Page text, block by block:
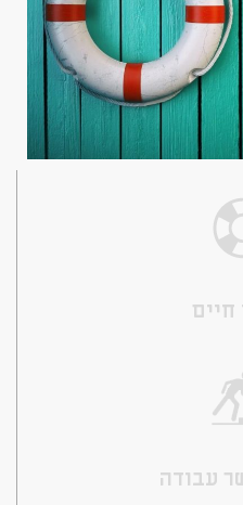
חיים
עבודה